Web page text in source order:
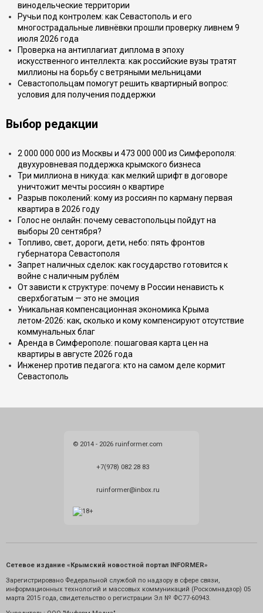
винодельческие территории
Ручьи под контролем: как Севастополь и его
многострадальные ливнёвки прошли проверку ливнем 9
июля 2026 года
Проверка на антиплагиат диплома в эпоху
искусственного интеллекта: как российские вузы тратят
миллионы на борьбу с ветряными мельницами
Севастопольцам помогут решить квартирный вопрос:
условия для получения поддержки
Выбор редакции
2 000 000 000 из Москвы и 473 000 000 из Симферополя:
двухуровневая поддержка крымского бизнеса
Три миллиона в никуда: как мелкий шрифт в договоре
уничтожит мечты россиян о квартире
Разрыв поколений: кому из россиян по карману первая
квартира в 2026 году
Голос не онлайн: почему севастопольцы пойдут на
выборы 20 сентября?
Топливо, свет, дороги, дети, небо: пять фронтов
губернатора Севастополя
Запрет наличных сделок: как государство готовится к
войне с наличным рублём
От зависти к структуре: почему в России ненависть к
сверхбогатым — это не эмоция
Уникальная компенсационная экономика Крыма
летом-2026: как, сколько и кому компенсируют отсутствие
коммунальных благ
Аренда в Симферополе: пошаговая карта цен на
квартиры в августе 2026 года
Инженер против педагога: кто на самом деле кормит
Севастополь
© 2014 - 2026 ruinformer.com
+7(978) 082 28 83
ruinformer@inbox.ru
Сетевое издание «Крымский новостной портал INFORMER»
Зарегистрировано Федеральной службой по надзору в сфере связи,
информационных технологий и массовых коммуникаций (Роскомнадзор) 05
марта 2015 года, свидетельство о регистрации Эл № ФС77-60943.